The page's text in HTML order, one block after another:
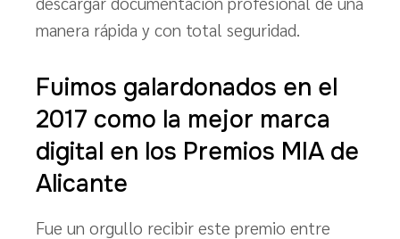
manera rápida y con total seguridad.
Fuimos galardonados en el
2017 como la mejor marca
digital en los Premios MIA de
Alicante
Fue un orgullo recibir este premio entre